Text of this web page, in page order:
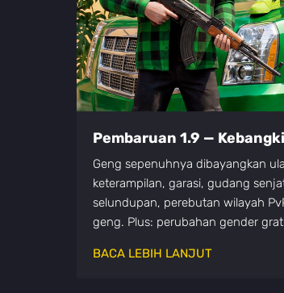
Pembaruan 1.9 —
Geng sepenuhnya dibayangkan
keterampilan, garasi, gudang
selundupan, perebutan wilayah
geng. Plus: perubahan gender
BACA LEBIH LANJUT